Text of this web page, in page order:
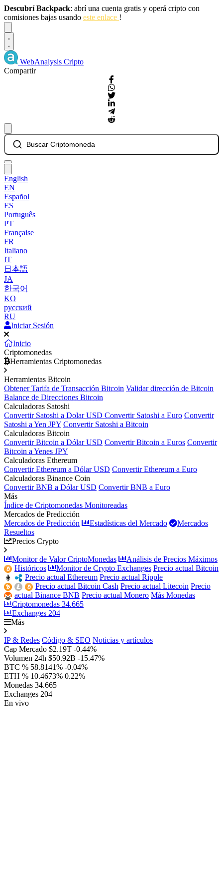
Descubrí Backpack: abrí una cuenta gratis y operá cripto con
comisiones bajas usando este enlace !
WebAnalysis Cripto
Compartir
Buscar Criptomoneda
English
EN
Español
ES
Português
PT
Française
FR
Italiano
IT
日本語
JA
한국어
KO
русский
RU
Iniciar Sesión
Inicio
Criptomonedas
Herramientas Criptomonedas
Herramientas Bitcoin
Obtener Tarifa de Transacción Bitcoin Validar dirección de Bitcoin
Balance de Direcciones Bitcoin
Calculadoras Satoshi
Convertir Satoshi a Dolar USD Convertir Satoshi a Euro Convertir
Satoshi a Yen JPY Convertir Satoshi a Bitcoin
Calculadoras Bitcoin
Convertir Bitcoin a Dólar USD Convertir Bitcoin a Euros Convertir
Bitcoin a Yenes JPY
Calculadoras Ethereum
Convertir Ethereum a Dólar USD Convertir Ethereum a Euro
Calculadoras Binance Coin
Convertir BNB a Dólar USD Convertir BNB a Euro
Más
Índice de Criptomonedas Monitoreadas
Mercados de Predicción
Mercados de Predicción
Estadísticas del Mercado
Mercados
Resueltos
Precios Crypto
Monitor de Valor CriptoMonedas
Análisis de Precios Máximos
Históricos
Monitor de Crypto Exchanges Precio actual Bitcoin
Precio actual Ethereum Precio actual Ripple
Precio actual Bitcoin Cash Precio actual Litecoin Precio
actual Binance BNB Precio actual Monero Más Monedas
Criptomonedas 34.665
Exchanges 204
Más
IP & Redes Código & SEO Noticias y artículos
Cap Mercado $2.19T -0.44%
Volumen 24h $50.92B -15.47%
BTC % 58.8141% -0.04%
ETH % 10.4673% 0.22%
Monedas 34.665
Exchanges 204
En vivo